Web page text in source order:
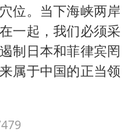
位。当下海峡两岸
一起，我们必须采
制日本和菲律宾罔
属于中国的正当领